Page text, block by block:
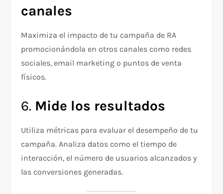
canales
Maximiza el impacto de tu campaña de RA
promocionándola en otros canales como redes
sociales, email marketing o puntos de venta
físicos.
6. Mide los resultados
Utiliza métricas para evaluar el desempeño de tu
campaña. Analiza datos como el tiempo de
interacción, el número de usuarios alcanzados y
las conversiones generadas.